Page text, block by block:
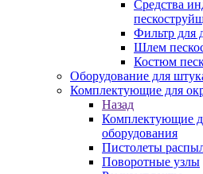
Средства
Фильтр для
Шлем
Костюм
Оборудование для
Комплектующие для
Назад
Комплектующие
оборудования
Пистолеты
Поворотные узлы